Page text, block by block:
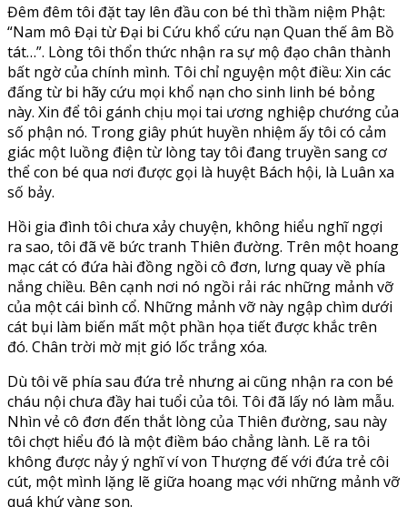
Đêm đêm tôi đặt tay lên đầu con bé thì thầm niệm Phật:
“Nam mô Đại từ Đại bi Cứu khổ cứu nạn Quan thế âm Bồ
tát…”. Lòng tôi thổn thức nhận ra sự mộ đạo chân thành
bất ngờ của chính mình. Tôi chỉ nguyện một điều: Xin các
đấng từ bi hãy cứu mọi khổ nạn cho sinh linh bé bỏng
này. Xin để tôi gánh chịu mọi tai ương nghiệp chướng của
số phận nó. Trong giây phút huyền nhiệm ấy tôi có cảm
giác một luồng điện từ lòng tay tôi đang truyền sang cơ
thể con bé qua nơi được gọi là huyệt Bách hội, là Luân xa
số bảy.
Hồi gia đình tôi chưa xảy chuyện, không hiểu nghĩ ngợi
ra sao, tôi đã vẽ bức tranh Thiên đường. Trên một hoang
mạc cát có đứa hài đồng ngồi cô đơn, lưng quay về phía
nắng chiều. Bên cạnh nơi nó ngồi rải rác những mảnh vỡ
của một cái bình cổ. Những mảnh vỡ này ngập chìm dưới
cát bụi làm biến mất một phần họa tiết được khắc trên
đó. Chân trời mờ mịt gió lốc trắng xóa.
Dù tôi vẽ phía sau đứa trẻ nhưng ai cũng nhận ra con bé
cháu nội chưa đầy hai tuổi của tôi. Tôi đã lấy nó làm mẫu.
Nhìn vẻ cô đơn đến thắt lòng của Thiên đường, sau này
tôi chợt hiểu đó là một điềm báo chẳng lành. Lẽ ra tôi
không được nảy ý nghĩ ví von Thượng đế với đứa trẻ côi
cút, một mình lặng lẽ giữa hoang mạc với những mảnh vỡ
quá khứ vàng son.